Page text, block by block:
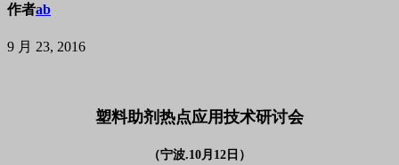
作者ab
9 月 23, 2016
塑料助剂热点应用技术研讨会
（宁波.10月12日）